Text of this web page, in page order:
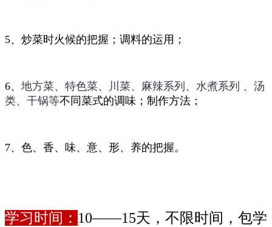
5、炒菜时火候的把握；调料的运用；
6、 地方菜、特色菜、川菜、麻辣系列、水煮系列 、汤
类、干锅等不同菜式的调味；制作方法；
7、色、香、味、意、形、养的把握。
学习时间： 10——15天，不限时间，包学